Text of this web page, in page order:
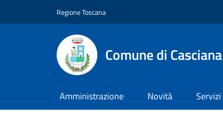
Regione Toscana
Comune di
Amministrazione Novità Servizi